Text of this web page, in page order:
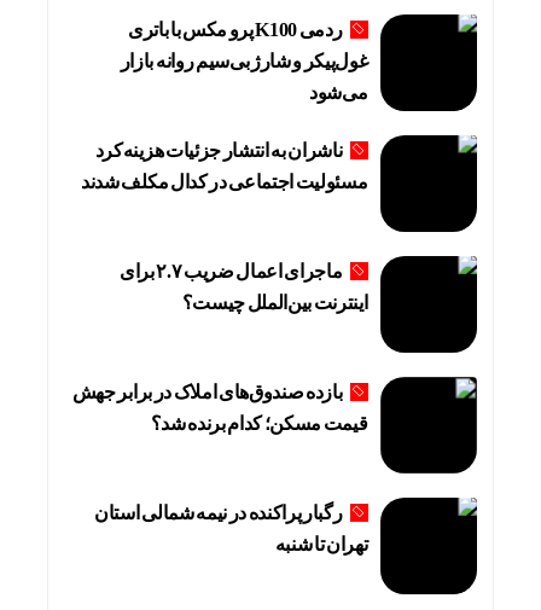
ردمی K100 پرو مکس با باتری
غول‌پیکر و شارژ بی‌سیم روانه بازار
می‌شود
ناشران به انتشار جزئیات هزینه‌کرد
مسئولیت اجتماعی در کدال مکلف شدند
ماجرای اعمال ضریب ۲.۷ برای
اینترنت بین‌الملل چیست؟
بازده صندوق‌های املاک در برابر جهش
قیمت مسکن؛ کدام برنده شد؟
رگبار پراکنده در نیمه شمالی استان
تهران تا شنبه